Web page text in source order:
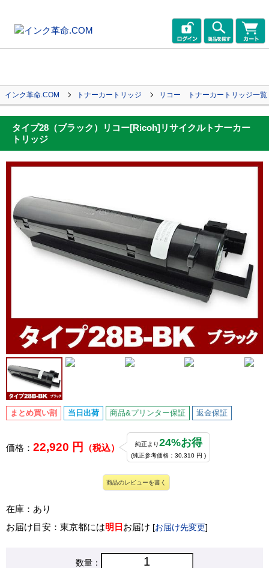
インク革命.COM トナーカートリッジ リコー トナーカートリッジ一覧
タイプ28（ブラック）リコー[Ricoh]リサイクルトナーカー
トリッジ
まとめ買い割 当日出荷 商品&プリンター保証 返金保証
価格： 22,920 円 （税込） 純正より24%お得
(純正参考価格：30,310 円 )
商品のレビューを書く
在庫：あり
お届け目安：東京都には明日 お届け [お届け先変更]
数量：